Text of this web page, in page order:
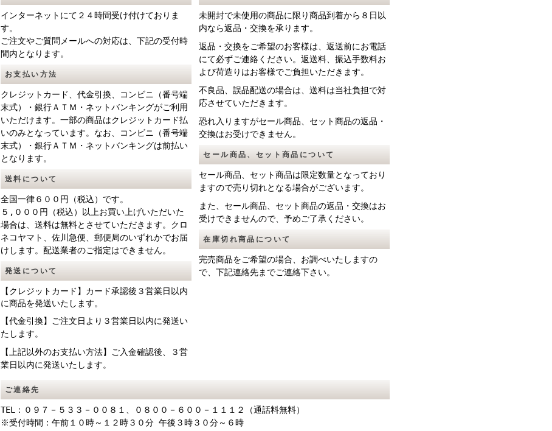
インターネットにて２４時間受け付けておりま
す。
ご注文やご質問メールへの対応は、下記の受付時
間内となります。
お支払い方法
クレジットカード、代金引換、
コンビニ（番号端
末式）・ 銀行ＡＴＭ ・ ネットバンキングがご利用
いただけます。一部の商品はクレジットカード払
いのみとなっています。なお、
コンビニ（番号端
末式）・ 銀行ＡＴＭ ・ ネットバンキングは前払い
となります。
送料について
全国一律６００円（税込）です。
５,０００円（税込）以上お買い上げいただいた
場合は、送料は無料とさせていただきます。クロ
ネコヤマト、佐川急便、郵便局のいずれかでお届
けします。配送業者のご指定はできません。
発送について
【クレジットカード】 カード承認後３営業日以内
に商品を発送いたします。
【代金引換】
ご注文日より ３営業日以内に発送い
たします。
【上記以外のお支払い方法】ご入金確認後、３営
業日以内に発送いたします。
未開封で未使用の商品に限り商品到着から８日以
内なら返品・交換を承ります。
返品・交換をご希望のお客様は、返送前にお電話
にて必ずご連絡ください。返送料、振込手数料お
よび荷造りはお客様でご負担いただきます。
不良品、誤品配送の場合は、送料は当社負担で対
応させていただきます。
恐れ入りますがセール商品、セット商品の返品・
交換はお受けできません。
セール商品、セット商品について
セール商品、セット商品は限定数量となっており
ますので売り切れとなる場合がございます。
また、セール商品、セット商品の返品・交換はお
受けできませんので、予めご了承ください。
在庫切れ商品について
完売商品をご希望の場合、お調べいたしますの
で、下記連絡先までご連絡下さい。
ご連絡先
TEL：０９７－５３３－００８１、０８００－６００－１１１２（通話料無料）
※受付時間：午前１０時～１２時３０分 午後３時３０分～６時